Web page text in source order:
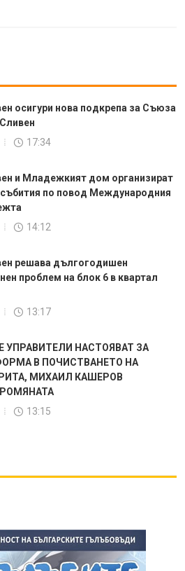
осигури нова подкрепа за Съюза
17:34
и Младежкият дом организират
по повод Международния
14:12
решава дългогодишен
проблем на блок 6 в квартал
13:17
УПРАВИТЕЛИ НАСТОЯВАТ ЗА
В ПОЧИСТВАНЕТО НА
МИХАИЛ КАШЕРОВ
13:15